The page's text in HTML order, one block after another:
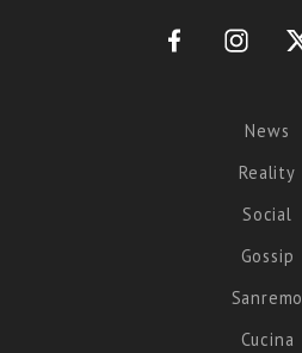
News
Reality
Social
Gossip
Sanremo
Cucina